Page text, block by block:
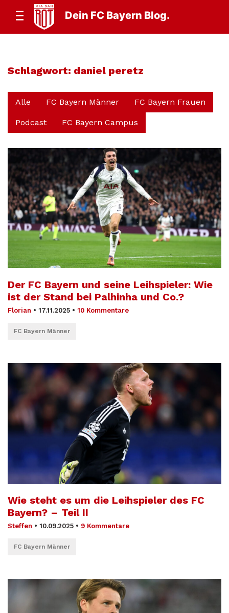
Dein FC Bayern Blog.
Schlagwort: daniel peretz
Alle FC Bayern Männer FC Bayern Frauen
Podcast FC Bayern Campus
Der FC Bayern und seine Leihspieler: Wie
ist der Stand bei Palhinha und Co.?
Florian • 17.11.2025 • 10 Kommentare
FC Bayern Männer
Wie steht es um die Leihspieler des FC
Bayern? – Teil II
Steffen • 10.09.2025 • 9 Kommentare
FC Bayern Männer